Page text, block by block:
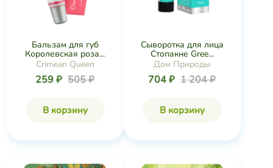
Бальзам для губ
Королевская роза...
Crimean Queen
259 ₽ 505 ₽
В корзину
Сыворотка для лица
Стопакне Gree...
Дом Природы
704 ₽ 1 204 ₽
В корзину